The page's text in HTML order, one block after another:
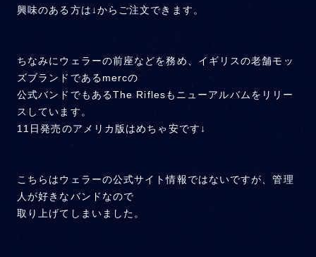
興味のある方は↓からご注文できます。
ちなみにウェラーの前座などを務め、イギリスの老舗モッ
ズブランドであるmercの
公式バンドでもあるThe Riflesもニューアルバムをリリー
スしています。
11日発売のアメリカ版はめちゃ安です↓
こちらはウェラーの公式サイト情報ではないですが、管理
人が好きなバンドなので
取り上げてしまいました。